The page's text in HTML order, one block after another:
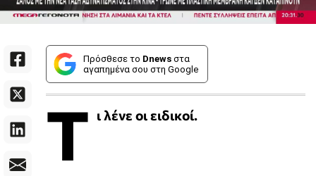
Πρόσθεσε το Dnews στα
αγαπημένα σου στη Google
Τ ι λένε οι ειδικοί.